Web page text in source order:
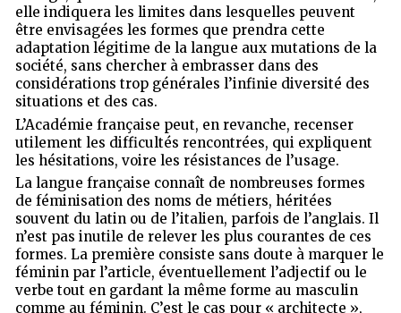
elle indiquera les limites dans lesquelles peuvent
être envisagées les formes que prendra cette
adaptation légitime de la langue aux mutations de la
société, sans chercher à embrasser dans des
considérations trop générales l’infinie diversité des
situations et des cas.
L’Académie française peut, en revanche, recenser
utilement les difficultés rencontrées, qui expliquent
les hésitations, voire les résistances de l’usage.
La langue française connaît de nombreuses formes
de féminisation des noms de métiers, héritées
souvent du latin ou de l’italien, parfois de l’anglais. Il
n’est pas inutile de relever les plus courantes de ces
formes. La première consiste sans doute à marquer le
féminin par l’article, éventuellement l’adjectif ou le
verbe tout en gardant la même forme au masculin
comme au féminin. C’est le cas pour « architecte »,